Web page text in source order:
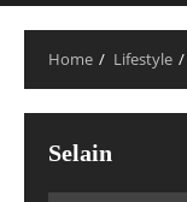
Home Lifestyle
Selain